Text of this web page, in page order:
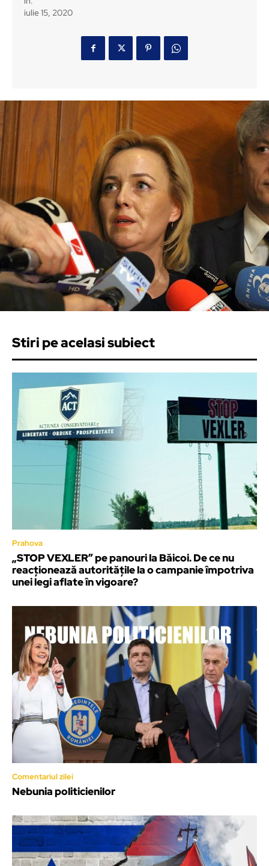
iulie 15, 2020
Stiri pe acelasi subiect
Prahova
„STOP VEXLER” pe panouri la Băicoi. De ce nu
reacționează autoritățile la o campanie împotriva
unei legi aflate în vigoare?
Comentariul zilei
Nebunia politicienilor